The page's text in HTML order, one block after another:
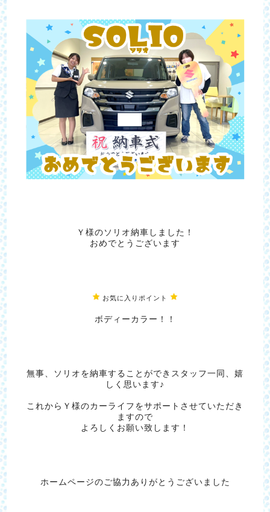
Ｙ様のソリオ納車しました！
おめでとうございます
お気に入りポイント
ボディーカラー！！
無事、ソリオを納車することができスタッフ一同、嬉
しく思います♪
これからＹ様のカーライフをサポートさせていただき
ますので
よろしくお願い致します！
ホームページのご協力ありがとうございました